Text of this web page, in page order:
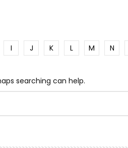
I J K L M N
searching can help.